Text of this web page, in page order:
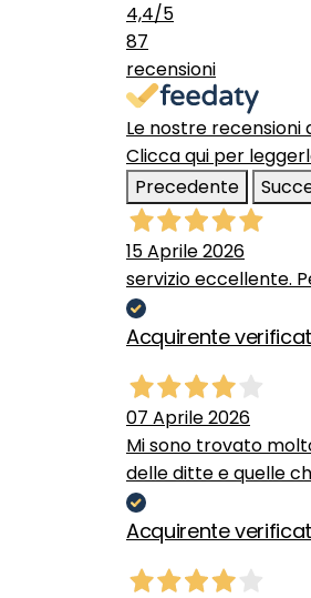
4,4/5
87
recensioni
Le nostre recensioni
Clicca qui per
Precedente
15 Aprile 2026
servizio eccellente.
Acquirente
07 Aprile 2026
Mi sono trovato
delle ditte e quelle
Acquirente